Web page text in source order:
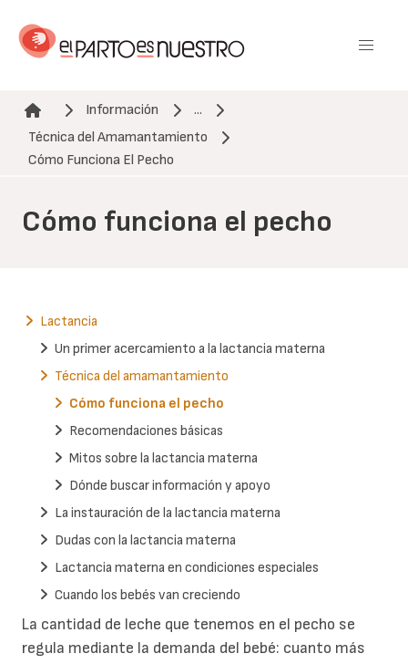
contenido
Ruta de navegación
Información
...
Técnica del Amamantamiento
Cómo Funciona El Pecho
Cómo funciona el pecho
La cantidad de leche que tenemos en el pecho se
regula mediante la demanda del bebé: cuanto más
Lactancia
Un primer acercamiento a la lactancia materna
Técnica del amamantamiento
Cómo funciona el pecho
Recomendaciones básicas
Mitos sobre la lactancia materna
Dónde buscar información y apoyo
La instauración de la lactancia materna
Dudas con la lactancia materna
Lactancia materna en condiciones especiales
Cuando los bebés van creciendo